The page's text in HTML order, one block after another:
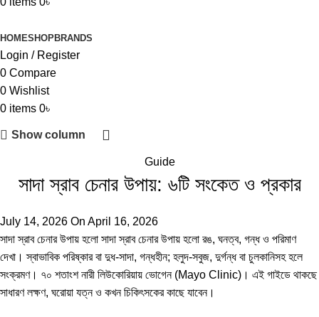
HOMESHOPBRANDS
Login / Register
0 Compare
0 Wishlist
0 items 0৳
Show column
Guide
সাদা স্রাব চেনার উপায়: ৬টি সংকেত ও প্রকার
July 14, 2026 On April 16, 2026
সাদা স্রাব চেনার উপায় হলো সাদা স্রাব চেনার উপায় হলো রঙ, ঘনত্ব, গন্ধ ও পরিমাণ
দেখা। স্বাভাবিক পরিষ্কার বা দুধ-সাদা, গন্ধহীন; হলুদ-সবুজ, দুর্গন্ধ বা চুলকানিসহ হলে
সংক্রমণ। ৭০ শতাংশ নারী লিউকোরিয়ায় ভোগেন (Mayo Clinic)। এই গাইডে থাকছে
সাধারণ লক্ষণ, ঘরোয়া যত্ন ও কখন চিকিৎসকের কাছে যাবেন।